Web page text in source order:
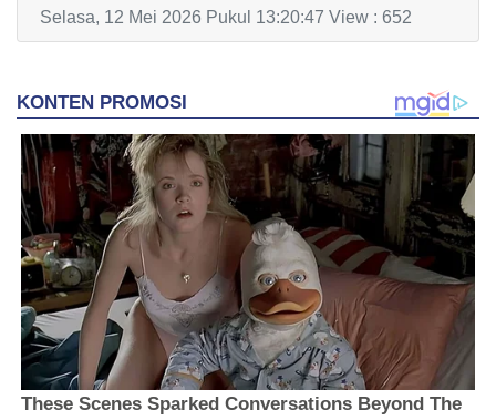
Selasa, 12 Mei 2026 Pukul 13:20:47 View : 652